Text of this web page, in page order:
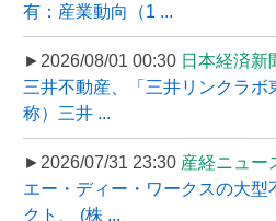
有：産業動向（1 ...
►2026/08/01 00:30 日本経済新
三井不動産、「三井リンクラボ
称）三井 ...
►2026/07/31 23:30 産経ニュー
エー・ディー・ワークスの大型
クト、 (株 ...